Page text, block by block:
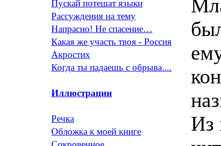
Пускай потешат языки
Рассуждения на тему
Напрасно! Не спасение…
Какая же участь твоя - Россия
Акростих
Когда ты падаешь с обрыва....
Иллюстрации
Речка
Обложка к моей книге
Из